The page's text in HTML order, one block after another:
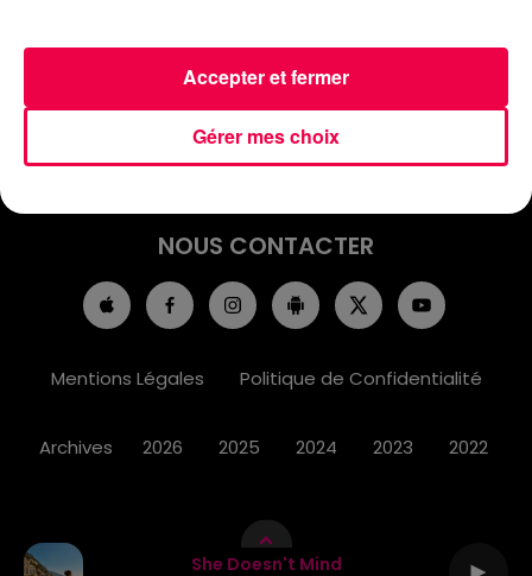
She Doesn't Mind
INFOS
EMISSIONS
JEUX
PODCASTS
NOUS CONTACTER
Mentions Légales Politique de Confidentialité
Archives 2026 2025 2024 2023 2022
Gérer mes choix
Accepter et fermer